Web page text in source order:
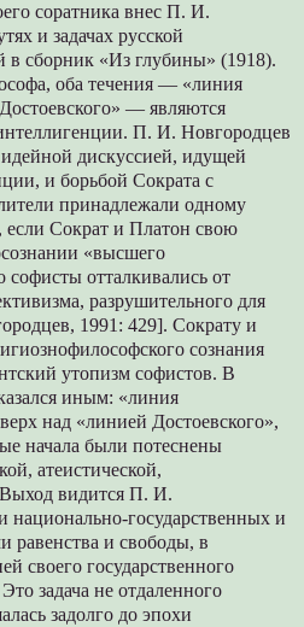
соратника внес П. И.
и задачах русской
сборник «Из глубины» (1918).
оба течения — «линия
— являются
П. И. Новгородцев
дискуссией, идущей
и борьбой Сократа с
принадлежали одному
Сократ и Платон свою
«высшего
софисты отталкивались от
разрушительного для
1991: 429]. Сократу и
сознания
утопизм софистов. В
иным: «линия
над «линией Достоевского»,
начала были потеснены
атеистической,
видится П. И.
национально-государственных и
равенства и свободы, в
своего государственного
задача не отдаленного
задолго до эпохи